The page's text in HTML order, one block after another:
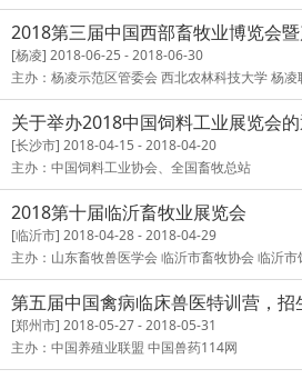
苏省养猪行业协会、江苏省奶业协会、江苏省宠
2018第三届中国西部畜牧业博览会
[杨凌] 2018-06-25 - 2018-06-30
主办：杨凌示范区管委会 西北农林科技大学 杨
会
关于举办2018中国饲料工业展览会
[长沙市] 2018-04-15 - 2018-04-20
主办：中国饲料工业协会、全国畜牧总站
2018第十届临沂畜牧业展览会
[临沂市] 2018-04-28 - 2018-04-29
主办：山东畜牧兽医学会 临沂市畜牧协会 临沂
第五届中国禽病临床兽医特训营，招
[郑州市] 2018-05-27 - 2018-05-31
主办：中国养殖业联盟 中国兽药114网